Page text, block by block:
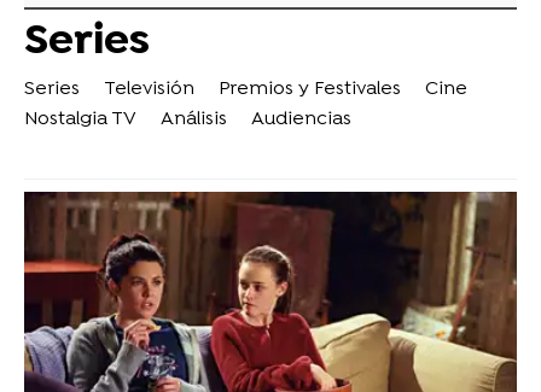
Series
Series Televisión Premios y Festivales
Cine
Nostalgia TV
Análisis Audiencias